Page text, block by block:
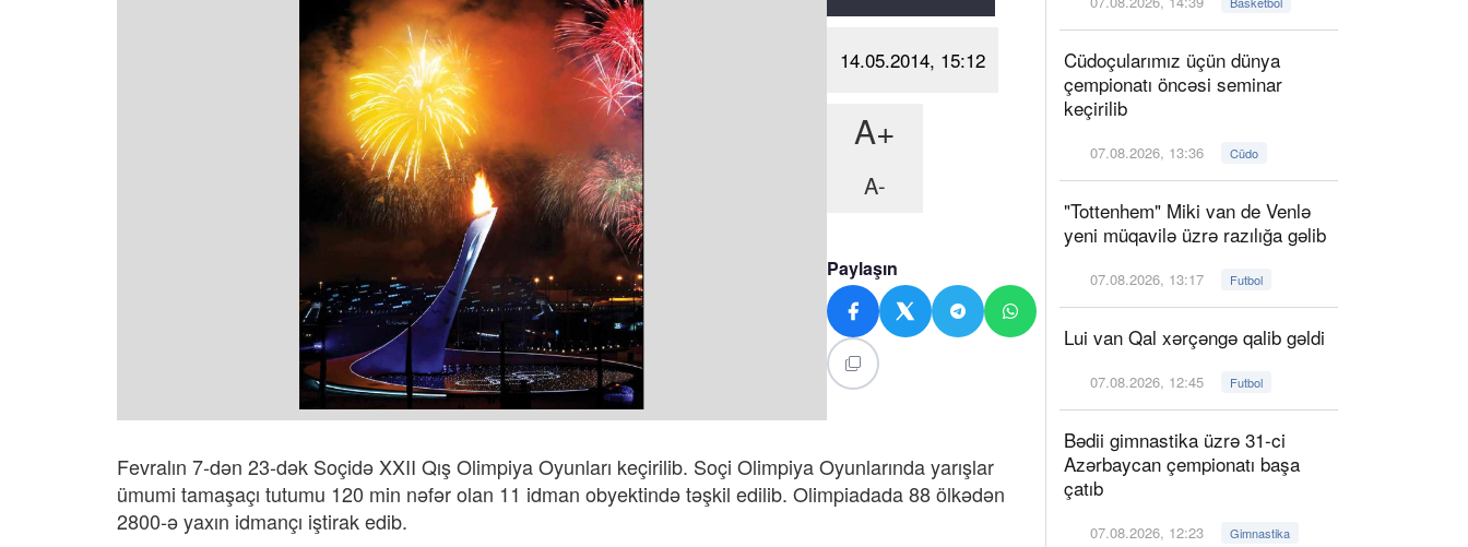
14.05.2014, 15:12
A+
A-
Paylaşın
Fevralın 7-dən 23-dək Soçidə XXII Qış Olimpiya Oyunları keçirilib. Soçi Olimpiya Oyunlarında yarışlar
ümumi tamaşaçı tutumu 120 min nəfər olan 11 idman obyektində təşkil edilib. Olimpiadada 88 ölkədən
2800-ə yaxın idmançı iştirak edib.
Cüdoçularımız üçün dünya
çempionatı öncəsi seminar
keçirilib
07.08.2026, 13:36 Cüdo
"Tottenhem" Miki van de Venlə
yeni müqavilə üzrə razılığa gəlib
07.08.2026, 13:17 Futbol
Lui van Qal xərçəngə qalib gəldi
07.08.2026, 12:45 Futbol
Bədii gimnastika üzrə 31-ci
Azərbaycan çempionatı başa
çatıb
07.08.2026, 12:23 Gimnastika